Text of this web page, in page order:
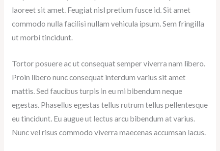
laoreet sit amet. Feugiat nisl pretium fusce id. Sit amet
commodo nulla facilisi nullam vehicula ipsum. Sem fringilla
ut morbi tincidunt.
Tortor posuere ac ut consequat semper viverra nam libero.
Proin libero nunc consequat interdum varius sit amet
mattis. Sed faucibus turpis in eu mi bibendum neque
egestas. Phasellus egestas tellus rutrum tellus pellentesque
eu tincidunt. Eu augue ut lectus arcu bibendum at varius.
Nunc vel risus commodo viverra maecenas accumsan lacus.